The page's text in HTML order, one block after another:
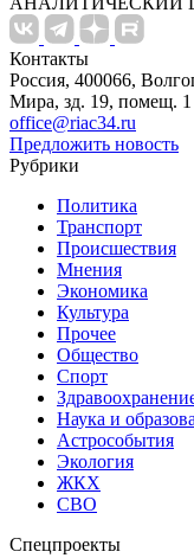
Контакты
Россия, 400066,
Мира, зд. 19, помещ. 1
office@riac34.ru
Предложить новость
Рубрики
Политика
Транспорт
Происшествия
Мнения
Экономика
Культура
Прочее
Общество
Спорт
Наука и
Астрособытия
Экология
ЖКХ
СВО
Спецпроекты